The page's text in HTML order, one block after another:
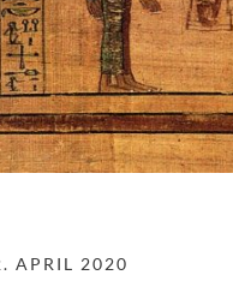
APRIL 2020